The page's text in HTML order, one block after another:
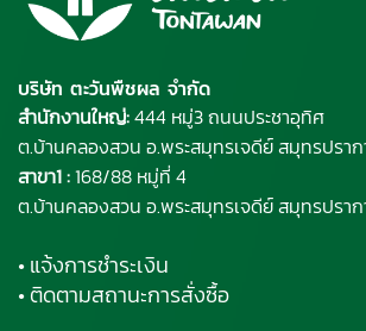
บริษัท ตะวันพืชผล จำกัด
สำนักงานใหญ่:444 หมู่3 ถนนประชาอุทิศ
ต.บ้านคลองสวน อ.พระสมุทรเจดีย์สมุทรปรา
สาขา1 :168/88 หมู่ที่ 4
ต.บ้านคลองสวน อ.พระสมุทรเจดีย์ สมุทรปราก
• แจ้งการชำระเงิน
• ติดตามสถานะการสั่งซื้อ